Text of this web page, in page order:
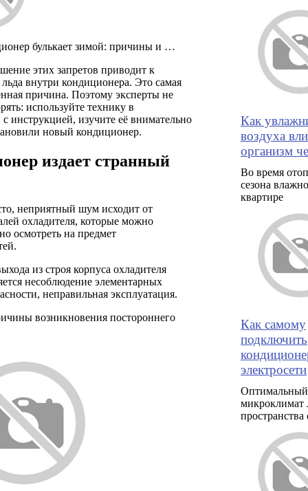
булькает зимой: причины и …
этих запретов приводит к
внутри кондиционера. Это самая
причина. Поэтому эксперты не
используйте технику в
с инструкцией, изучите её внимательно
новый кондиционер.
издает странный
неприятный шум исходит от
охладителя, которые можно
осмотреть на предмет
из строя корпуса охладителя
несоблюдение элементарных
неправильная эксплуатация.
возникновения постороннего
Как
воздуха
организм
Во время
сезона
квартире
Как самому
подключить
электросети
Оптимальный
микроклимат
пространства